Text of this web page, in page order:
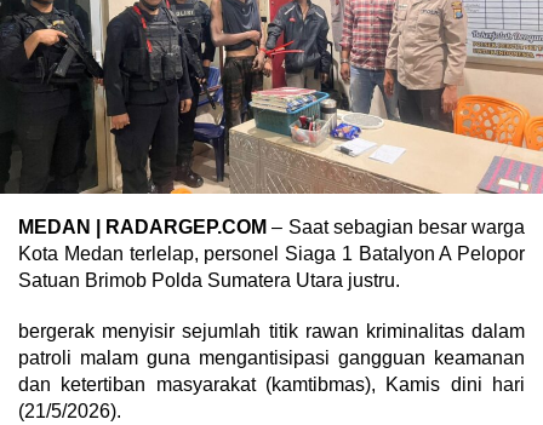
MEDAN | RADARGEP.COM– Saat sebagian besar warga
Kota Medan terlelap, personel Siaga 1 Batalyon A Pelopor
Satuan Brimob Polda Sumatera Utara justru.
bergerak menyisir sejumlah titik rawan kriminalitas dalam
patroli malam guna mengantisipasi gangguan keamanan
dan ketertiban masyarakat (kamtibmas), Kamis dini hari
(21/5/2026).